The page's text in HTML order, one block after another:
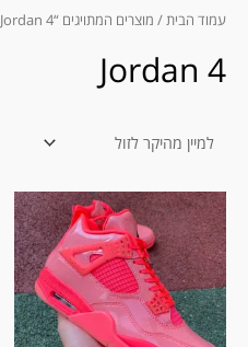
עמוד הבית/ מוצרים המתויגים “Jordan 4”
Jordan 4